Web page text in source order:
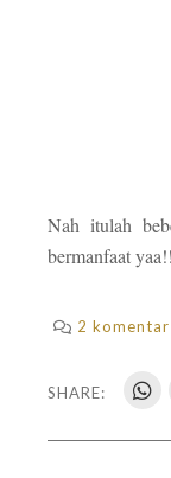
Nah itulah
bermanfaat yaa!!
2 komentar
SHARE: